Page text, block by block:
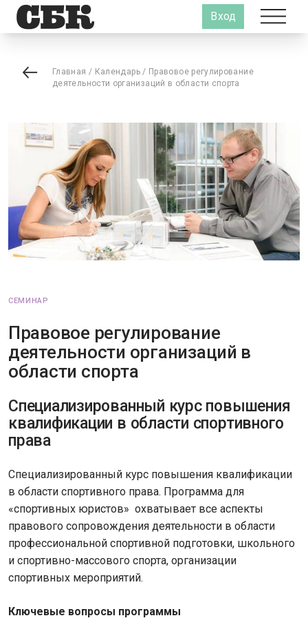
Вход
Главная / Календарь/ Правовое регулирование
деятельности организаций в области спорта
СЕМИНАР
Правовое регулирование
деятельности организаций в
области спорта
Специализированный курс повышения
квалификации в области спортивного
права
Специализированный курс повышения квалификации
в области спортивного права. Программа для
«спортивных юристов» охватывает все аспекты
правового сопровождения деятельности в области
профессиональной спортивной подготовки, школьного
и спортивно-массового спорта, организации
спортивных мероприятий.
Ключевые вопросы программы